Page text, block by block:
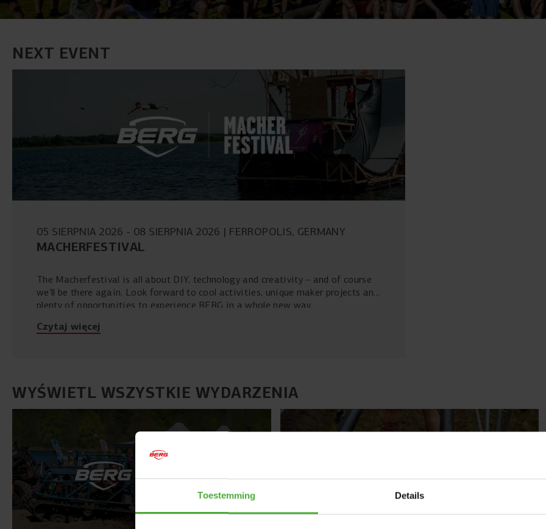
Toestemming Details
NEXT EVENT
05 SIERPNIA 2026 08 SIERPNIA 2026 FERROPOLIS, GERMANY
MACHERFESTIVAL
The Macherfestival is all about DIY, technology and creativity – and of course
we’ll be there again. Look forward to cool activities, unique maker projects and
plenty of opportunities to experience BERG in a whole new way.
Czytaj więcej
WYŚWIETL WSZYSTKIE WYDARZENIA